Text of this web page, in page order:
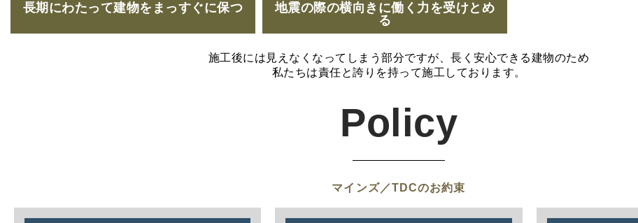
長期にわたって建物をまっすぐに保つ
地震の際の横向きに働く力を受けとめ
る
施工後には見えなくなってしまう部分ですが、長く安心できる建物のため
私たちは責任と誇りを持って施工しております。
Policy
マインズ／TDCのお約束